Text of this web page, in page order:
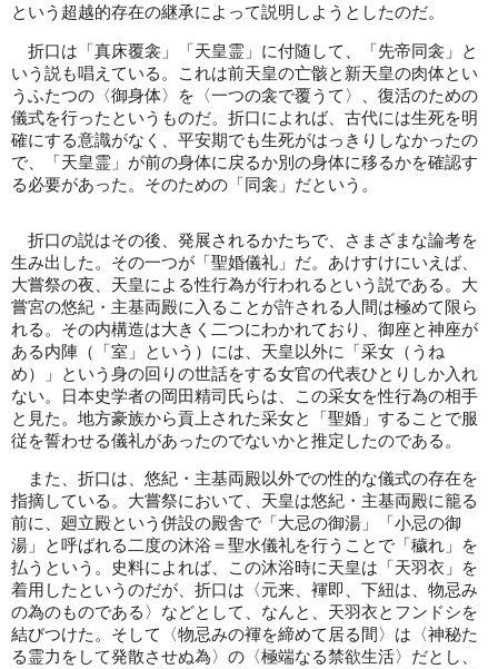
という超越的存在の継承によって説明しようとしたのだ。
折口は「真床覆衾」「天皇霊」に付随して、「先帝同衾」と
いう説も唱えている。これは前天皇の亡骸と新天皇の肉体とい
うふたつの〈御身体〉を〈一つの衾で覆うて〉、復活のための
儀式を行ったというものだ。折口によれば、古代には生死を明
確にする意識がなく、平安期でも生死がはっきりしなかったの
で、「天皇霊」が前の身体に戻るか別の身体に移るかを確認す
る必要があった。そのための「同衾」だという。
折口の説はその後、発展されるかたちで、さまざまな論考を
生み出した。その一つが「聖婚儀礼」だ。あけすけにいえば、
大嘗祭の夜、天皇による性行為が行われるという説である。大
嘗宮の悠紀・主基両殿に入ることが許される人間は極めて限ら
れる。その内構造は大きく二つにわかれており、御座と神座が
ある内陣（「室」という）には、天皇以外に「采女（うね
め）」という身の回りの世話をする女官の代表ひとりしか入れ
ない。日本史学者の岡田精司氏らは、この采女を性行為の相手
と見た。地方豪族から貢上された采女と「聖婚」することで服
従を誓わせる儀礼があったのでないかと推定したのである。
また、折口は、悠紀・主基両殿以外での性的な儀式の存在を
指摘している。大嘗祭において、天皇は悠紀・主基両殿に籠る
前に、廻立殿という併設の殿舎で「大忌の御湯」「小忌の御
湯」と呼ばれる二度の沐浴＝聖水儀礼を行うことで「穢れ」を
払うという。史料によれば、この沐浴時に天皇は「天羽衣」を
着用したというのだが、折口は〈元来、褌即、下紐は、物忌み
の為のものである〉などとして、なんと、天羽衣とフンドシを
結びつけた。そして〈物忌みの褌を締めて居る間〉は〈神秘た
る霊力をして発散させぬ為〉の〈極端なる禁欲生活〉だとし、